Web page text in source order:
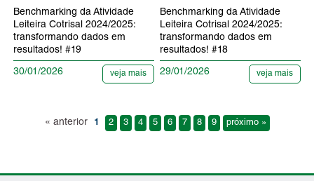
Benchmarking da Atividade
Leiteira Cotrisal 2024/2025:
transformando dados em
resultados! #19
30/01/2026 veja mais
Benchmarking da Atividade
Leiteira Cotrisal 2024/2025:
transformando dados em
resultados! #18
29/01/2026 veja mais
« anterior 1 2 3 4 5 6 7 8 9 próximo »